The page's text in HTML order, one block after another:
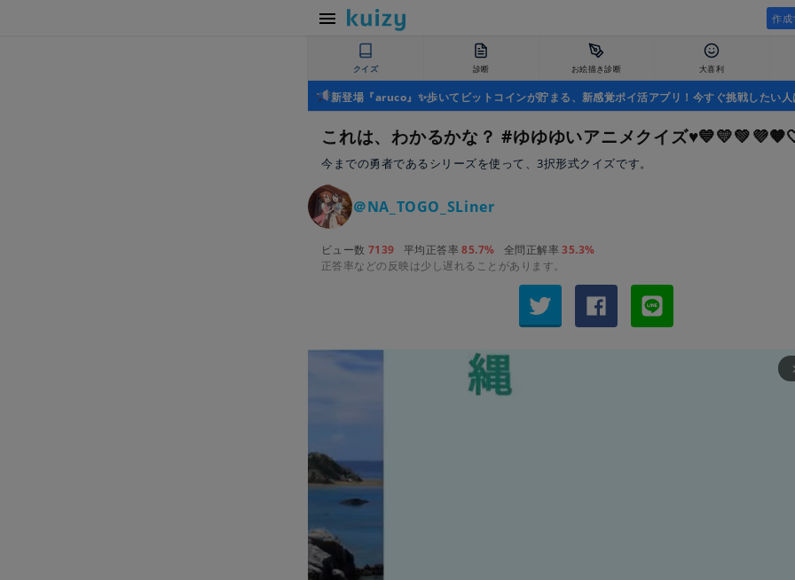
作成
クイズ 診断 お絵描き診断 大喜利
新登場『aruco』✨歩いてビットコインが貯まる、新感覚ポイ活アプリ！今すぐ挑戦したい人
これは、わかるかな？ #ゆゆゆいアニメクイズ
今までの勇者であるシリーズを使って、3択形式クイズです。
＠NA_TOGO_SLiner
ビュー数 7139 平均正答率85.7% 全問正解率35.3%
正答率などの反映は少し遅れることがあります。